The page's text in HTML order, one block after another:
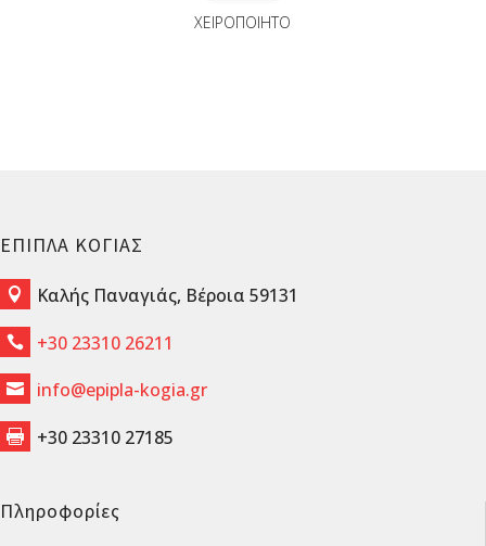
ΧΕΙΡΟΠΟΙΗΤΟ
ΕΠΙΠΛΑ ΚΟΓΙΑΣ
 Καλής Παναγιάς, Βέροια 59131
 +30 23310 26211
 info@epipla-kogia.gr
 +30 23310 27185
Πληροφορίες